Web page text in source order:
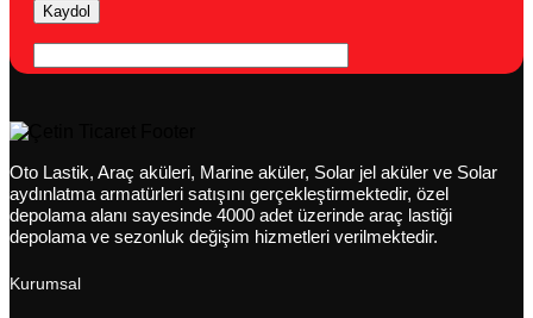
Oto Lastik, Araç aküleri, Marine aküler, Solar jel aküler ve Solar
aydınlatma armatürleri satışını gerçekleştirmektedir, özel
depolama alanı sayesinde 4000 adet üzerinde araç lastiği
depolama ve sezonluk değişim hizmetleri verilmektedir.
Kurumsal